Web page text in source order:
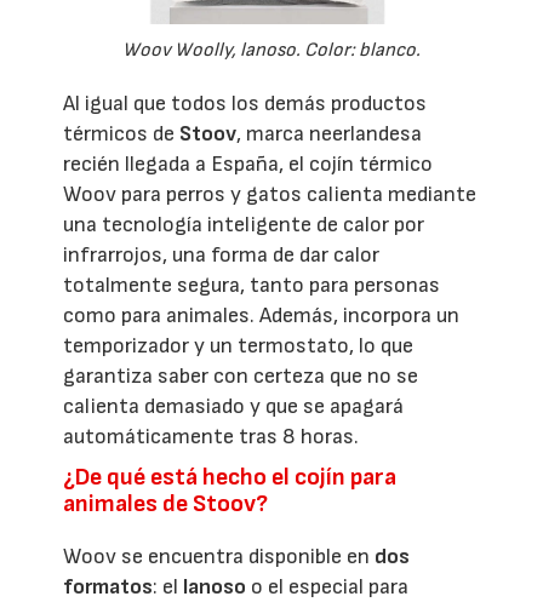
Woov Woolly, lanoso. Color: blanco.
Al igual que todos los demás productos
térmicos de Stoov, marca neerlandesa
recién llegada a España, el cojín térmico
Woov para perros y gatos calienta mediante
una tecnología inteligente de calor por
infrarrojos, una forma de dar calor
totalmente segura, tanto para personas
como para animales. Además, incorpora un
temporizador y un termostato, lo que
garantiza saber con certeza que no se
calienta demasiado y que se apagará
automáticamente tras 8 horas.
¿De qué está hecho el cojín para
animales de Stoov?
Woov se encuentra disponible en dos
formatos: el lanoso o el especial para